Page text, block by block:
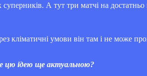
А тут три матчі на достатньо
кліматичні умови він там і не може
цю ідею ще актуальною?